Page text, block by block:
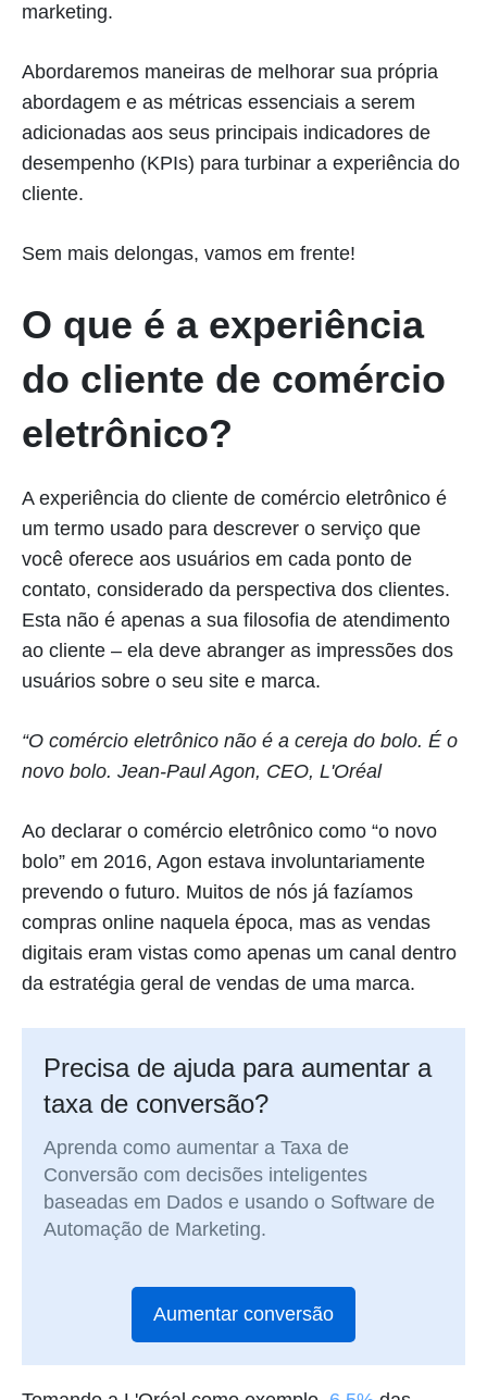
marketing.
Abordaremos maneiras de melhorar sua própria
abordagem e as métricas essenciais a serem
adicionadas aos seus principais indicadores de
desempenho (KPIs) para turbinar a experiência do
cliente.
Sem mais delongas, vamos em frente!
O que é a experiência
do cliente de comércio
eletrônico?
A experiência do cliente de comércio eletrônico é
um termo usado para descrever o serviço que
você oferece aos usuários em cada ponto de
contato, considerado da perspectiva dos clientes.
Esta não é apenas a sua filosofia de atendimento
ao cliente – ela deve abranger as impressões dos
usuários sobre o seu site e marca.
“O comércio eletrônico não é a cereja do bolo. É o
novo bolo. Jean-Paul Agon, CEO, L'Oréal
Ao declarar o comércio eletrônico como “o novo
bolo” em 2016, Agon estava involuntariamente
prevendo o futuro. Muitos de nós já fazíamos
compras online naquela época, mas as vendas
digitais eram vistas como apenas um canal dentro
da estratégia geral de vendas de uma marca.
Precisa de ajuda para aumentar a
taxa de conversão?
Aprenda como aumentar a Taxa de
Conversão com decisões inteligentes
baseadas em Dados e usando o Software de
Automação de Marketing.
Aumentar conversão